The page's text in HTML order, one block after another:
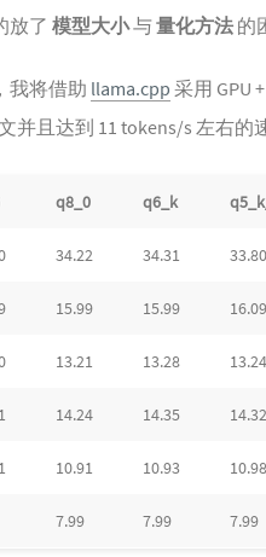
放了 模型大小与量化方法 的
我将借助 llama.cpp 采用 GPU
并且达到 11 tokens/s 左右的
q8_0 q6_k
34.22 34.31 33.80
15.99 15.99 16.09
13.21 13.28 13.24
14.24 14.35 14.32
10.91 10.93 10.98
7.99 7.99 7.99